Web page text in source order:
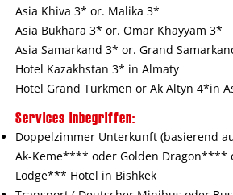
Asia Khiva 3* or. Malika 3*
Asia Bukhara 3* or. Omar Khayyam 3*
Asia Samarkand 3* or. Grand
Hotel Kazakhstan 3* in Almaty
Hotel Grand Turkmen or Ak Altyn 4*in
Services inbegriffen:
Doppelzimmer Unterkunft (basierend
Ak-Keme**** oder Golden Dragon****
Lodge*** Hotel in Bishkek